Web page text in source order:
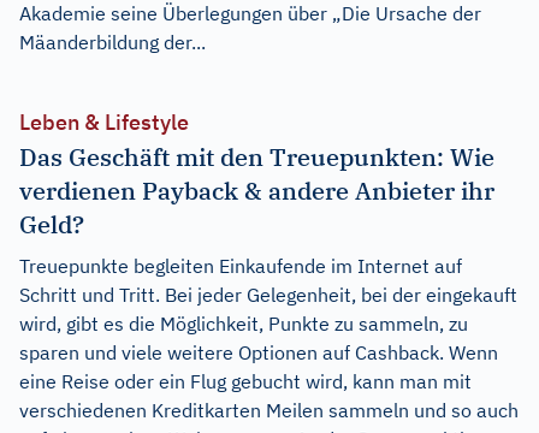
Akademie seine Überlegungen über „Die Ursache der
Mäanderbildung der...
Leben & Lifestyle
Das Geschäft mit den Treuepunkten: Wie
verdienen Payback & andere Anbieter ihr
Geld?
Treuepunkte begleiten Einkaufende im Internet auf
Schritt und Tritt. Bei jeder Gelegenheit, bei der eingekauft
wird, gibt es die Möglichkeit, Punkte zu sammeln, zu
sparen und viele weitere Optionen auf Cashback. Wenn
eine Reise oder ein Flug gebucht wird, kann man mit
verschiedenen Kreditkarten Meilen sammeln und so auch